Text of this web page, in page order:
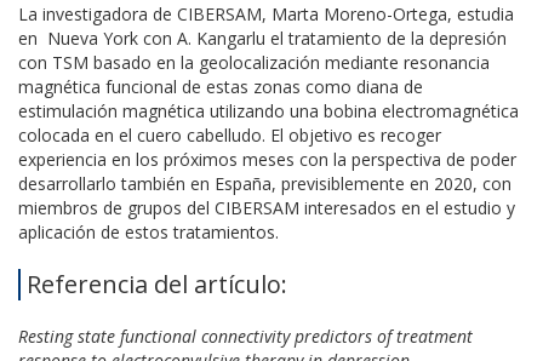
La investigadora de CIBERSAM, Marta Moreno-Ortega, estudia
en Nueva York con A. Kangarlu el tratamiento de la depresión
con TSM basado en la geolocalización mediante resonancia
magnética funcional de estas zonas como diana de
estimulación magnética utilizando una bobina electromagnética
colocada en el cuero cabelludo. El objetivo es recoger
experiencia en los próximos meses con la perspectiva de poder
desarrollarlo también en España, previsiblemente en 2020, con
miembros de grupos del CIBERSAM interesados en el estudio y
aplicación de estos tratamientos.
Referencia del artículo:
Resting state functional connectivity predictors of treatment